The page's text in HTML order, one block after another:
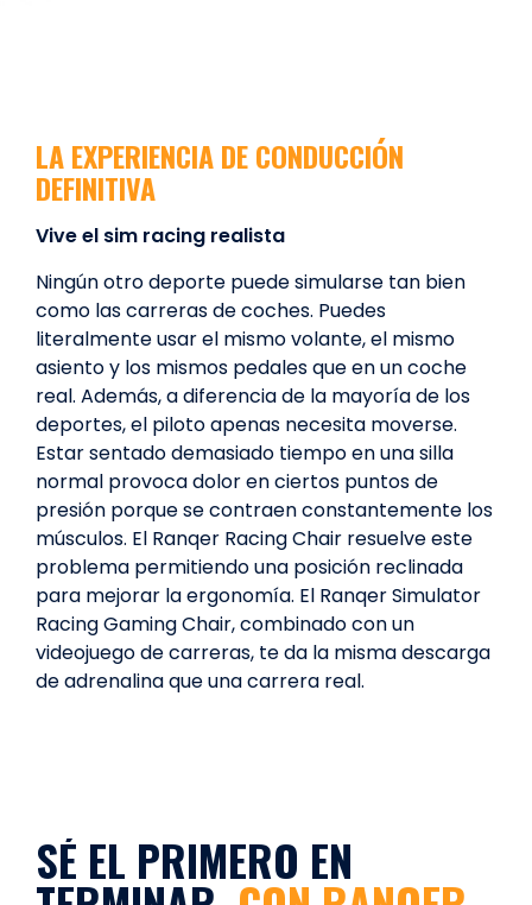
LA EXPERIENCIA DE CONDUCCIÓN
DEFINITIVA
Vive el sim racing realista
Ningún otro deporte puede simularse tan bien
como las carreras de coches. Puedes
literalmente usar el mismo volante, el mismo
asiento y los mismos pedales que en un coche
real. Además, a diferencia de la mayoría de los
deportes, el piloto apenas necesita moverse.
Estar sentado demasiado tiempo en una silla
normal provoca dolor en ciertos puntos de
presión porque se contraen constantemente los
músculos. El Ranqer Racing Chair resuelve este
problema permitiendo una posición reclinada
para mejorar la ergonomía. El Ranqer Simulator
Racing Gaming Chair, combinado con un
videojuego de carreras, te da la misma descarga
de adrenalina que una carrera real.
SÉ EL PRIMERO EN